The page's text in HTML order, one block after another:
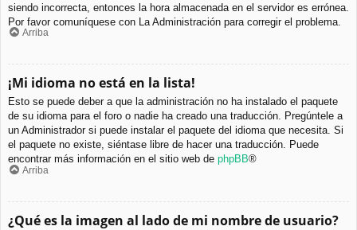
siendo incorrecta, entonces la hora almacenada en el servidor es errónea.
Por favor comuníquese con La Administración para corregir el problema.
Arriba
¡Mi idioma no está en la lista!
Esto se puede deber a que la administración no ha instalado el paquete
de su idioma para el foro o nadie ha creado una traducción. Pregúntele a
un Administrador si puede instalar el paquete del idioma que necesita. Si
el paquete no existe, siéntase libre de hacer una traducción. Puede
encontrar más información en el sitio web de phpBB®
Arriba
¿Qué es la imagen al lado de mi nombre de usuario?